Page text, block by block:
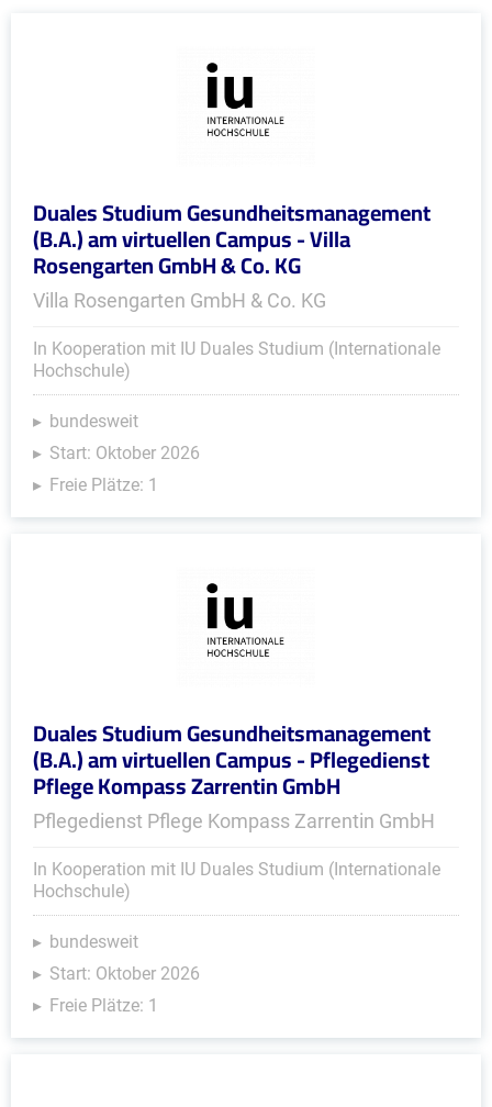
Duales Studium Gesundheitsmanagement
(B.A.) am virtuellen Campus - Villa
Rosengarten GmbH & Co. KG
Villa Rosengarten GmbH & Co. KG
In Kooperation mit IU Duales Studium (Internationale
Hochschule)
bundesweit
Start: Oktober 2026
Freie Plätze: 1
Duales Studium Gesundheitsmanagement
(B.A.) am virtuellen Campus - Pflegedienst
Pflege Kompass Zarrentin GmbH
Pflegedienst Pflege Kompass Zarrentin GmbH
In Kooperation mit IU Duales Studium (Internationale
Hochschule)
bundesweit
Start: Oktober 2026
Freie Plätze: 1